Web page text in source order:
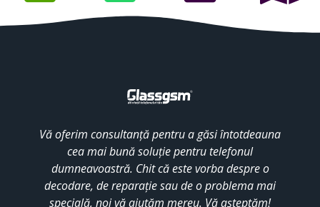
Vă oferim consultanță pentru a găsi întotdeauna
cea mai bună soluție pentru telefonul
dumneavoastră. Chit că este vorba despre o
decodare, de reparație sau de o problema mai
specială, noi vă ajutăm mereu. Vă așteptăm!